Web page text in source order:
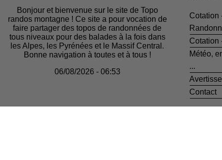
Bonjour et bienvenue sur le site de Topo
randos montagne ! Ce site a pour vocation de
faire partager des topos de randonnées de
tous niveaux pour des balades à la fois dans
les Alpes, les Pyrénées et le Massif Central.
Bonne navigation à toutes et à tous !
06/08/2026 - 06:53
Cotation
Cotation
Météo,
...
Contact